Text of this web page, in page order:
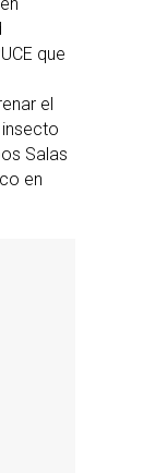
que
el
Salas
en